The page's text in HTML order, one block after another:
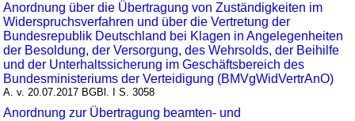
Anordnung über die Übertragung von Zuständigkeiten im
Widerspruchsverfahren und über die Vertretung der
Bundesrepublik Deutschland bei Klagen in Angelegenheiten
der Besoldung, der Versorgung, des Wehrsolds, der Beihilfe
und der Unterhaltssicherung im Geschäftsbereich des
Bundesministeriums der Verteidigung (BMVgWidVertrAnO)
A. v. 20.07.2017 BGBl. I S. 3058
Anordnung zur Übertragung beamten- und